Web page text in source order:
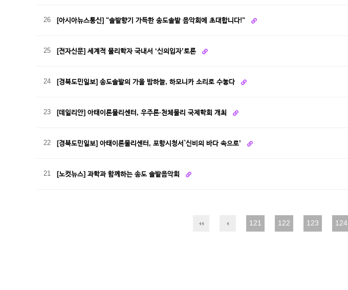
26 [아시아뉴스통신] "솔밭향기 가득한 송도솔밭 음악회에 초대합니다!"
25 [전자신문] 세계적 물리학자 국내서 ‘신의입자’토론
24 [경북도민일보] 송도솔밭의 가을 밤하늘, 하모니카 소리로 수놓다
23 [데일리안] 아태이론물리센터, 우주론·천체물리 국제학회 개최
22 [경북도민일보] 아태이론물리센터, 포항시청서`신비의 바다 속으로’
21 [노컷뉴스] 과학과 함께하는 송도 솔밭음악회
121 122 123 124
맨끝